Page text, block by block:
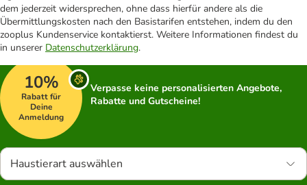
dem jederzeit widersprechen, ohne dass hierfür andere als die
Übermittlungskosten nach den Basistarifen entstehen, indem du den
zooplus Kundenservice kontaktierst. Weitere Informationen findest du
in unserer Datenschutzerklärung.
10%
Rabatt für
Deine
Anmeldung
Verpasse keine personalisierten Angebote,
Rabatte und Gutscheine!
Haustierart auswählen